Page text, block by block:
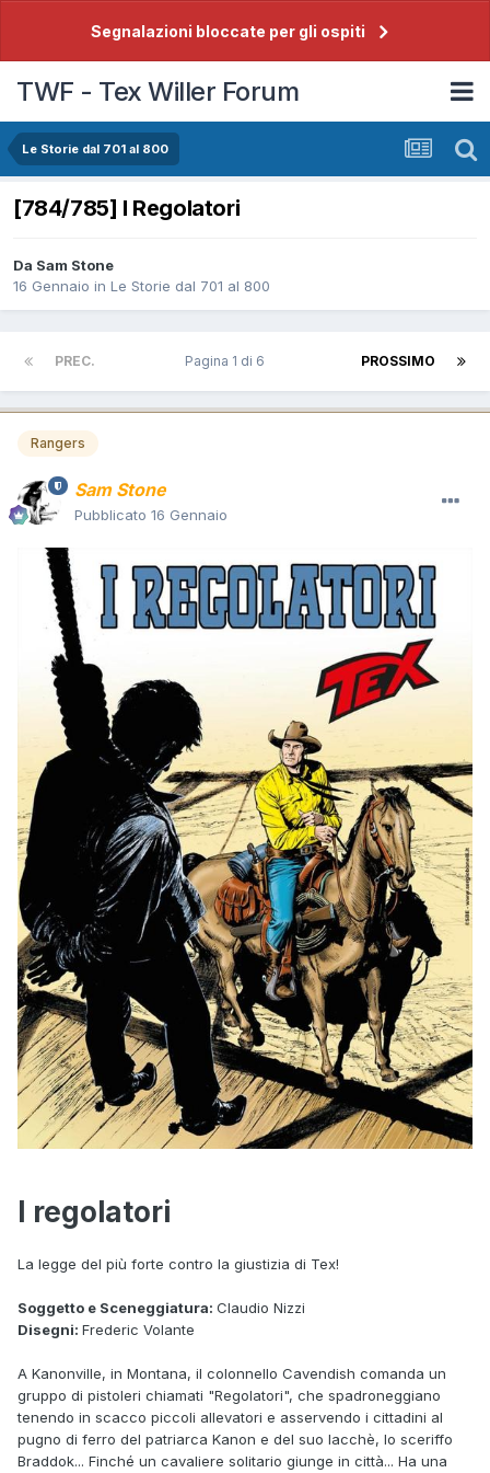
Segnalazioni bloccate per gli ospiti
TWF - Tex Willer Forum
Le Storie dal 701 al 800
[784/785] I Regolatori
Da Sam Stone
16 Gennaio in Le Storie dal 701 al 800
PREC. PROSSIMO
Pagina 1 di 6
Rangers
Sam Stone
Pubblicato 16 Gennaio
I regolatori
La legge del più forte contro la giustizia di Tex!
Soggetto e Sceneggiatura: Claudio Nizzi
Disegni: Frederic Volante
A Kanonville, in Montana, il colonnello Cavendish comanda un
gruppo di pistoleri chiamati "Regolatori", che spadroneggiano
tenendo in scacco piccoli allevatori e asservendo i cittadini al
pugno di ferro del patriarca Kanon e del suo lacchè, lo sceriffo
Braddok... Finché un cavaliere solitario giunge in città... Ha una